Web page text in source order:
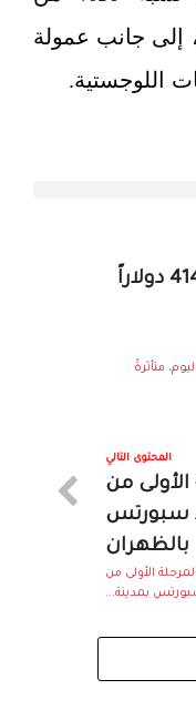
إلى جانب عمولة
الذهب ينخفض دون 4140 دولاراً
متأثرةً
المحتوى التالي
الأولى من
سبورتس
بالظهران
الأولى من
بمدينة...